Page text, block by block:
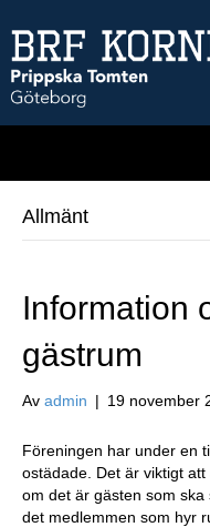
Allmänt
Information
gästrum
Av admin | 19 november
Föreningen har under en
ostädade. Det är viktigt
om det är gästen som
det medlemmen som hyr